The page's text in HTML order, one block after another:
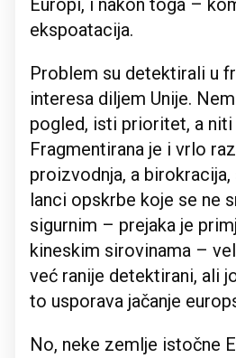
Europi, i nakon toga –
ekspoatacija.
Problem su detektirali u
interesa diljem Unije.
pogled, isti prioritet, a
Fragmentirana je i vrlo
proizvodnja, a birokracija,
lanci opskrbe koje se ne
sigurnim – prejaka je
kineskim sirovinama –
već ranije detektirani, ali
to usporava jačanje
No, neke zemlje istočne